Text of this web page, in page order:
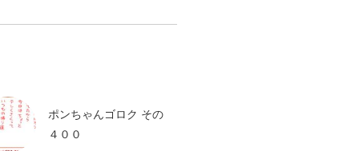
ポンちゃんゴロク その
４００